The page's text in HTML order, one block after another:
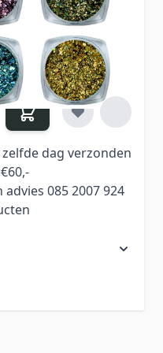
dag verzonden
085 2007 924